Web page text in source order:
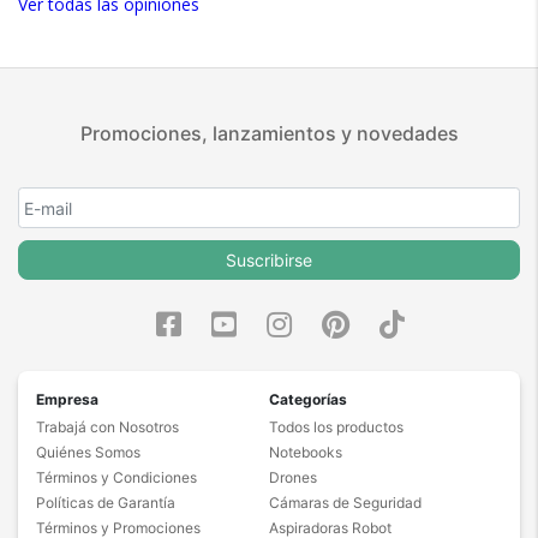
Ver todas las opiniones
Promociones, lanzamientos y novedades
Suscribirse
Empresa
Trabajá con Nosotros
Quiénes Somos
Términos y Condiciones
Políticas de Garantía
Términos y Promociones
Categorías
Todos los productos
Notebooks
Drones
Cámaras de Seguridad
Aspiradoras Robot